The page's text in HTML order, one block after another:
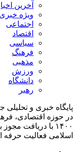
آخرین
ویژه خبری
اجتماعی
اقتصاد
سیاسی
فرهنگ
مذهبی
ورزش
دانشگاه
رهبر
پایگاه خبری و تحلیلی
در حوزه اقتصادی،
اسلامی فعالیت حرفه